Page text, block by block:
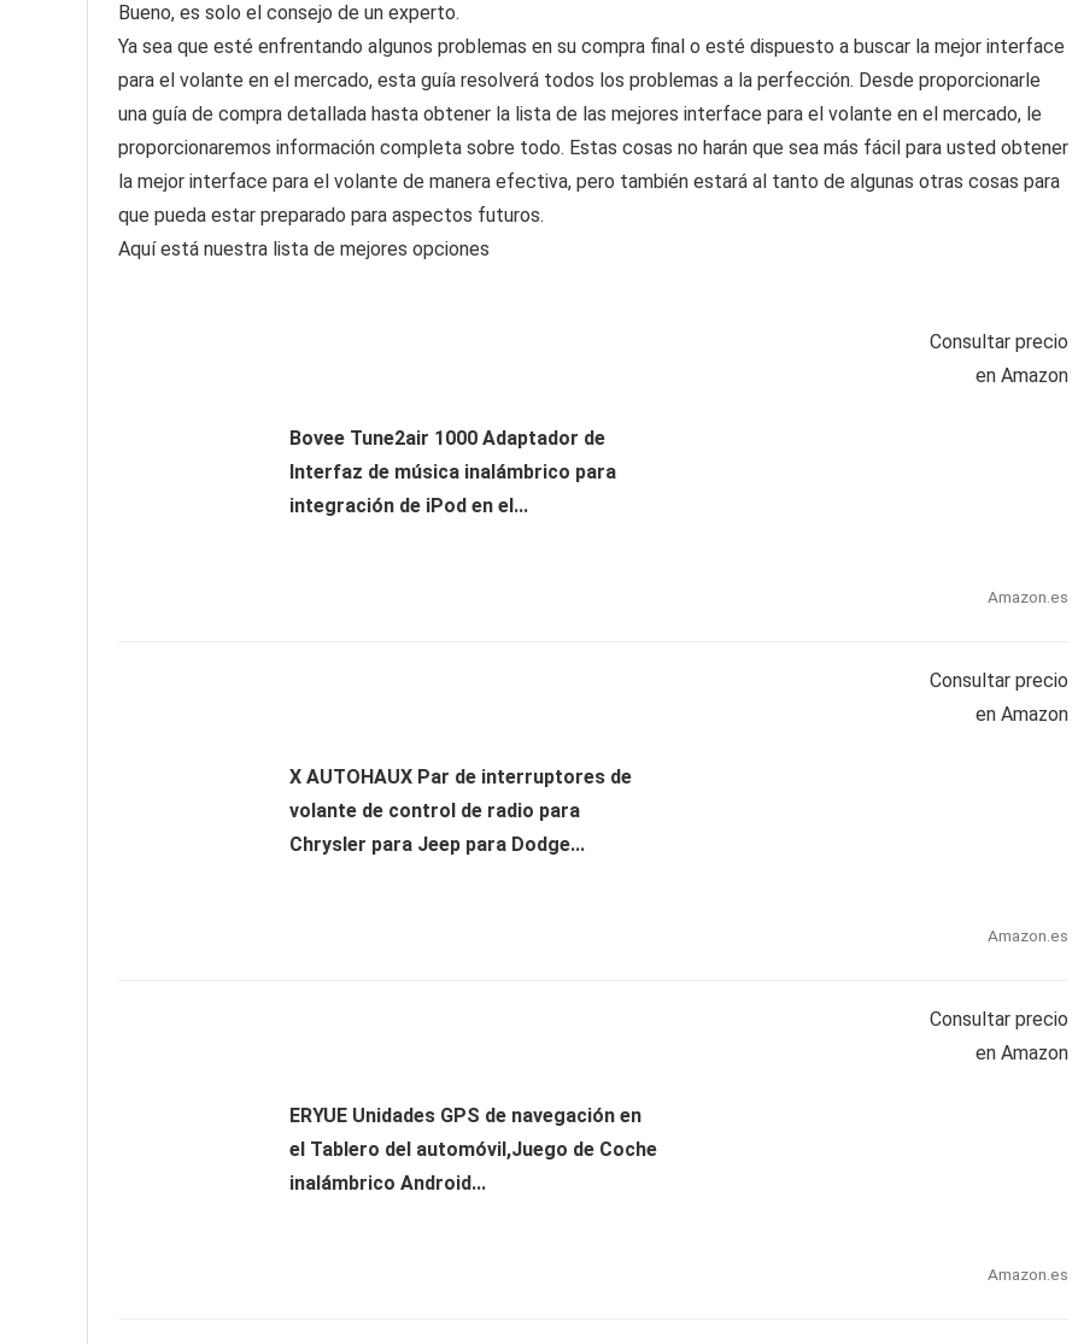
Bueno, es solo el consejo de un experto.
Ya sea que esté enfrentando algunos problemas en su compra final o esté dispuesto a buscar la mejor interface
para el volante en el mercado, esta guía resolverá todos los problemas a la perfección. Desde proporcionarle
una guía de compra detallada hasta obtener la lista de las mejores interface para el volante en el mercado, le
proporcionaremos información completa sobre todo. Estas cosas no harán que sea más fácil para usted obtener
la mejor interface para el volante de manera efectiva, pero también estará al tanto de algunas otras cosas para
que pueda estar preparado para aspectos futuros.
Aquí está nuestra lista de mejores opciones
Bovee Tune2air 1000 Adaptador de
Interfaz de música inalámbrico para
integración de iPod en el...
Consultar precio
en Amazon
Amazon.es
X AUTOHAUX Par de interruptores de
volante de control de radio para
Chrysler para Jeep para Dodge...
Consultar precio
en Amazon
Amazon.es
ERYUE Unidades GPS de navegación en
el Tablero del automóvil,Juego de Coche
inalámbrico Android...
Consultar precio
en Amazon
Amazon.es